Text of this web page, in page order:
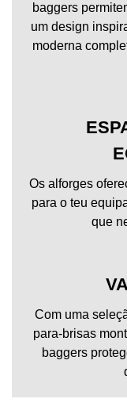
baggers
um design
moderna
Os alforges
para o teu
que
Com uma
para-brisas
baggers